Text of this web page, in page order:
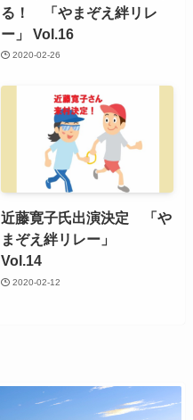
る！ 「やまぞえ絆リレ
ー」 Vol.16
2020-02-26
近藤寛子氏出演決定 「や
まぞえ絆リレー」
Vol.14
2020-02-12